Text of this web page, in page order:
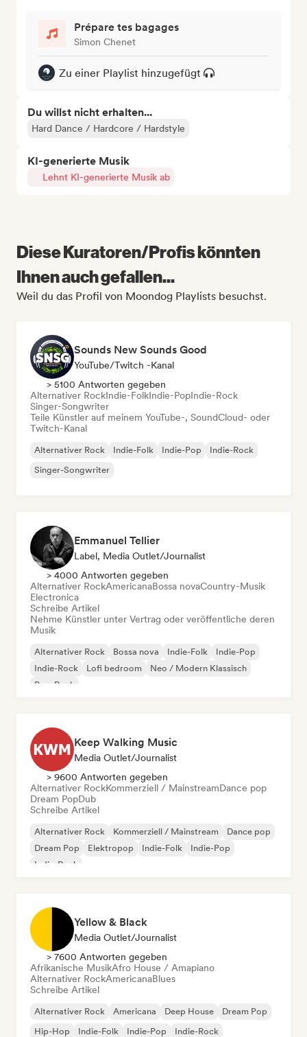
Prépare tes bagages
Simon Chenet
Zu einer Playlist hinzugefügt
Du willst nicht erhalten...
Hard Dance / Hardcore / Hardstyle
KI-generierte Musik
Lehnt KI-generierte Musik ab
Diese Kuratoren/Profis könnten
Ihnen auch gefallen...
Weil du das Profil von Moondog Playlists besuchst.
Sounds New Sounds Good
YouTube/Twitch -Kanal
> 5100 Antworten gegeben
Alternativer RockIndie-FolkIndie-PopIndie-Rock
Singer-Songwriter
Teile Künstler auf meinem YouTube-, SoundCloud- oder
Twitch-Kanal
Alternativer Rock Indie-Folk Indie-Pop
Indie-Rock
Singer-Songwriter
Emmanuel Tellier
Label, Media Outlet/Journalist
> 4000 Antworten gegeben
Alternativer RockAmericanaBossa novaCountry-Musik
Electronica
Schreibe Artikel
Nehme Künstler unter Vertrag oder veröffentliche deren
Musik
Alternativer Rock Bossa nova Indie-Folk
Indie-Pop
Indie-Rock
Lofi bedroom
Neo / Modern Klassisch
Pop-Rock
Keep Walking Music
Media Outlet/Journalist
> 9600 Antworten gegeben
Alternativer RockKommerziell / MainstreamDance pop
Dream PopDub
Schreibe Artikel
Alternativer Rock Kommerziell / Mainstream
Dance pop
Dream Pop
Elektropop Indie-Folk
Indie-Pop
Indie-Rock
Yellow & Black
Media Outlet/Journalist
> 7600 Antworten gegeben
Afrikanische MusikAfro House / Amapiano
Alternativer RockAmericanaBlues
Schreibe Artikel
Alternativer Rock Americana Deep House
Dream Pop
Hip-Hop
Indie-Folk Indie-Pop Indie-Rock